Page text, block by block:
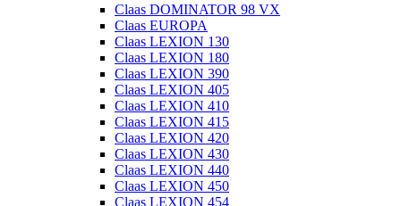
Claas DOMINATOR 98 VX
Claas EUROPA
Claas LEXION 130
Claas LEXION 180
Claas LEXION 390
Claas LEXION 405
Claas LEXION 410
Claas LEXION 415
Claas LEXION 420
Claas LEXION 430
Claas LEXION 440
Claas LEXION 450
Claas LEXION 454